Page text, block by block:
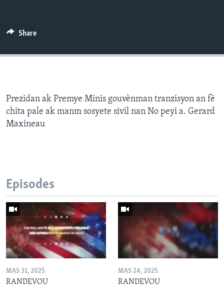
Share
Prezidan ak Premye Minis gouvènman tranzisyon an fè
chita pale ak manm sosyete sivil nan No peyi a. Gerard
Maxineau
Episodes
MAS 31, 2025
RANDEVOU
MAS 24, 2025
RANDEVOU